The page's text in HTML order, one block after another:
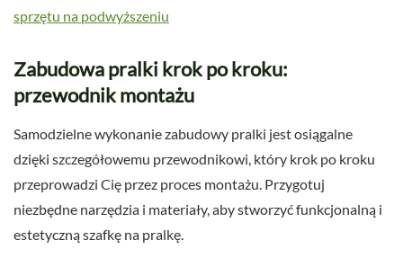
sprzętu na podwyższeniu
Zabudowa pralki krok po kroku:
przewodnik montażu
Samodzielne wykonanie zabudowy pralki jest osiągalne
dzięki szczegółowemu przewodnikowi, który krok po kroku
przeprowadzi Cię przez proces montażu. Przygotuj
niezbędne narzędzia i materiały, aby stworzyć funkcjonalną i
estetyczną szafkę na pralkę.